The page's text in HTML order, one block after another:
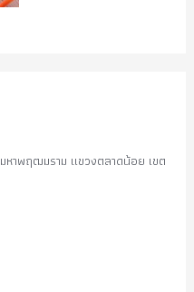
าพฤฒมราม แขวงตลาดน้อย เขต